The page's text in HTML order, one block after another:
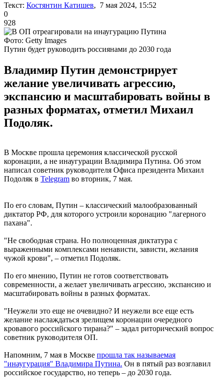
Текст: Костянтин Катишев, 7 мая 2024, 15:52
0
928
Фото: Getty Images
Путин будет руководить россиянами до 2030 года
Владимир Путин демонстрирует
желание увеличивать агрессию,
экспансию и масштабировать войны в
разных форматах, отметил Михаил
Подоляк.
В Москве прошла церемония классической русской
коронации, а не инаугурации Владимира Путина. Об этом
написал советник руководителя Офиса президента Михаил
Подоляк в Telegram во вторник, 7 мая.
По его словам, Путин – классический малообразованный
диктатор РФ, для которого устроили коронацию "лагерного
пахана".
"Не свободная страна. Но полноценная диктатура с
выраженными комплексами ненависти, зависти, желания
чужой крови", – отметил Подоляк.
По его мнению, Путин не готов соответствовать
современности, а желает увеличивать агрессию, экспансию и
масштабировать войны в разных форматах.
"Неужели это еще не очевидно? И неужели все еще есть
желание наслаждаться зрелищем коронации очередного
кровавого российского тирана?" – задал риторический вопрос
советник руководителя ОП.
Напомним, 7 мая в Москве прошла так называемая
"инаугурация" Владимира Путина. Он в пятый раз возглавил
российское государство, но теперь – до 2030 года.